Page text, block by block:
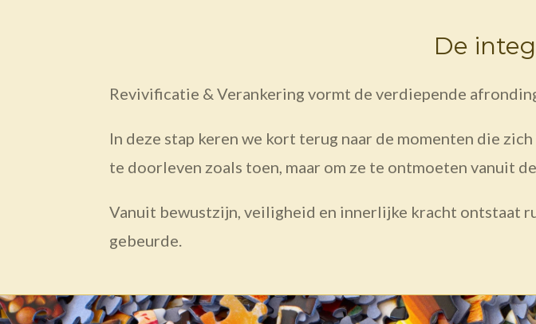
De
Revivificatie & Verankering vormt de verdiepende
In deze stap keren we kort terug naar de momenten die
te doorleven zoals toen, maar om ze te ontmoeten vanuit
Vanuit bewustzijn, veiligheid en innerlijke kracht ontstaat
gebeurde.